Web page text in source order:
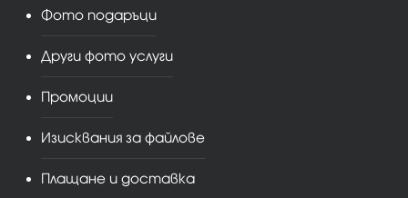
Фото подаръци
Други фото услуги
Промоции
Изисквания за файлове
Плащане и доставка